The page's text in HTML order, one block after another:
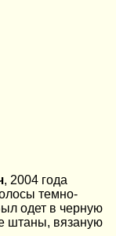
, 2004 года
темно-
одет в черную
штаны, вязаную